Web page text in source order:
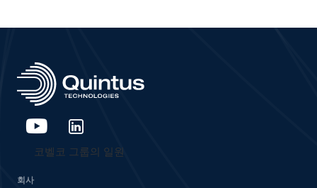
코벨코 그룹의 일원
회사